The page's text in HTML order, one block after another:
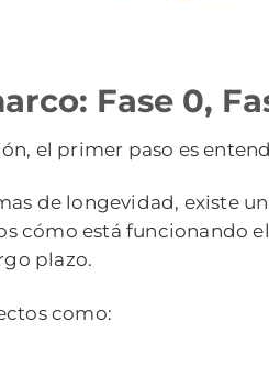
Fase 0,
el primer paso es
de longevidad, existe
cómo está funcionando
plazo.
como: